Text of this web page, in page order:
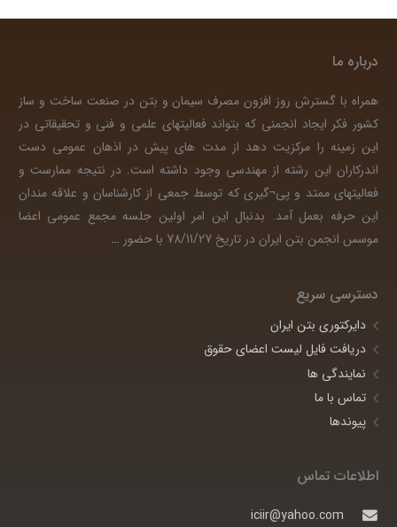
درباره ما
همراه با گسترش روز افزون مصرف سیمان و بتن در صنعت ساخت و ساز
کشور فکر ایجاد انجمنی که بتواند فعالیتهای علمی و فنی و تحقیقاتی در
این زمینه را مرکزیت دهد از مدت های پیش در اذهان عمومی دست
اندرکاران این رشته از مهندسی وجود داشته است. در نتیجه ممارست و
فعالیتهای ممتد و پی¬گیری که توسط جمعی از کارشناسان و علاقه مندان
این حرفه بعمل آمد. بدنبال این امر اولین جلسه مجمع عمومی اعضا
موسس انجمن بتن ایران در تاریخ 78/11/27 با حضور
…
دسترسی سریع
دایرکتوری بتن ایران
دریافت فایل لیست اعضای حقوق
نمایندگی ها
تماس با ما
پیوندها
اطلاعات تماس
iciir@yahoo.com